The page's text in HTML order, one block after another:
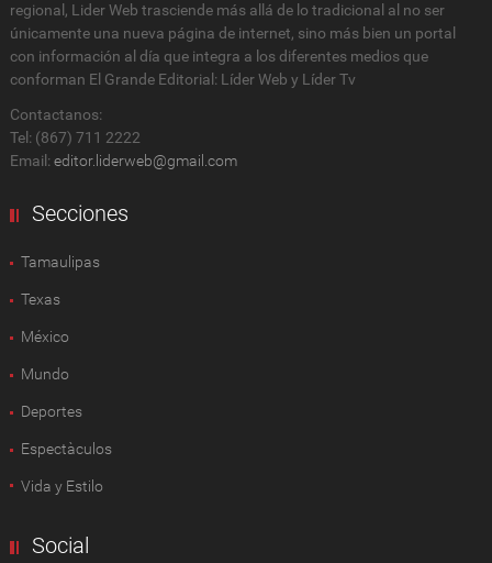
regional, Lider Web trasciende más allá de lo tradicional al no ser
únicamente una nueva página de internet, sino más bien un portal
con información al día que integra a los diferentes medios que
conforman El Grande Editorial: Líder Web y Líder Tv
Contactanos:
Tel: (867) 711 2222
Email: editor.liderweb@gmail.com
Secciones
Tamaulipas
Texas
México
Mundo
Deportes
Espectàculos
Vida y Estilo
Social